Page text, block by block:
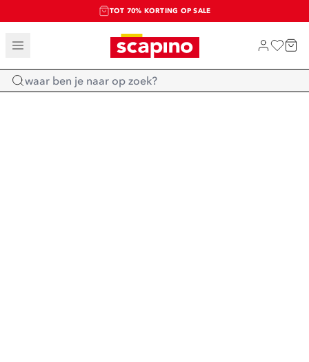
TOT 70% KORTING OP SALE
SALE: LAATSTE KANS!
SHOP NIEUW
Home